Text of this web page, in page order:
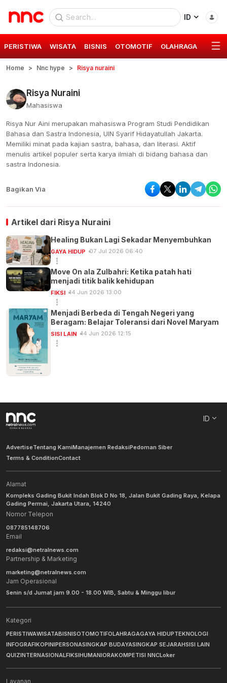
ID
PERISTIWA WISATA BISNIS OTOMOTIF OLAHRAGA GAYA
Home Nnc hype Risya nuraini
Risya Nuraini
Mahasiswa
Risya Nur Aini merupakan mahasiswa Program Studi Pendidikan
Bahasa dan Sastra Indonesia, UIN Syarif Hidayatullah Jakarta.
Memiliki minat pada kajian sastra, bahasa, dan literasi. Aktif
menulis artikel populer serta karya ilmiah di bidang bahasa dan
sastra Indonesia.
Bagikan Via
Artikel dari Risya Nuraini
Healing Bukan Lagi Sekadar Menyembuhkan
GAYA HIDUP 07 Jul 2026 06:40
Move On ala Zulbahri: Ketika patah hati
menjadi titik balik kehidupan
FIKSI 14 Jun 2026 13:00
Menjadi Berbeda di Tengah Negeri yang
Beragam: Belajar Toleransi dari Novel Maryam
SISI LAIN 14 Jun 2026 12:15
ID
AdvertiseTentang KamiManajemen RedaksiPedoman Siber
Terms & ConditionContact
Alamat
Kompleks Gading Bukit Indah Blok D No 18, Jalan Bukit Gading Raya, Kelapa
Gading Permai, Jakarta Utara, 14240
Nomor Telepon
087785148706
Email
redaksi@netralnews.com
Partnership & Marketing
marketing@netralnews.com
Jam Operasional
Senin s/d Jumat jam 9.00 - 18.00 WIB, Sabtu & Minggu libur
Kategori
PERISTIWAWISATABISNISOTOMOTIFOLAHRAGAGAYA HIDUPTEKNOLOGI
INFOGRAFIKOPINIPERSONASINGKAP BUDAYASINGKAP SEJARAHSISI LAIN
QUIZINTERNASIONALFIKSIHUMANIORAKOMPETISI NNCLoker
Layanan